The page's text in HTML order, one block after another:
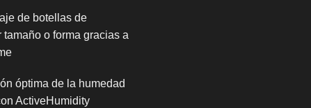
de botellas de
tamaño o forma gracias a
óptima de la humedad
ActiveHumidity